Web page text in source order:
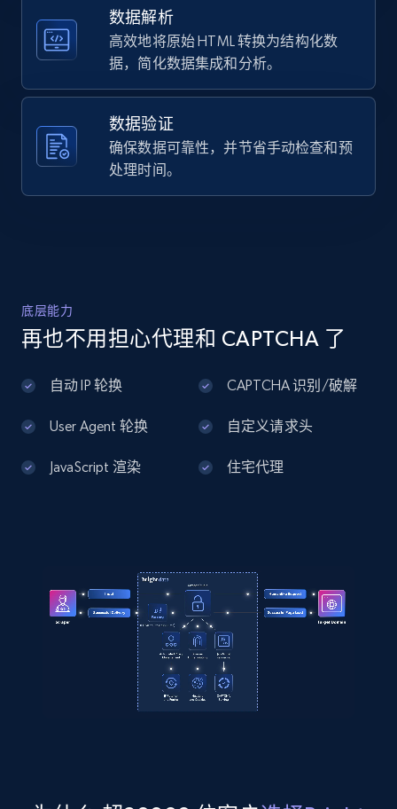
2.1K+ 355+
specified URL
URL, Domain, Country code, Model number,
Sku, Product id, Product name, Manufacturer,
and more.
Home Depot US - Discover products by
specified UPC
URL, Domain, Country code, Model number,
Sku, Product id, Product name, Manufacturer,
and more.
2.1K+ 355+ 注册使用
specific category URL
URL, Domain, Country code, Model number,
Sku, Product id, Product name, Manufacturer,
355+
Title, Seller name, Brand, Description, Initial
数据解析
高效地将原始 HTML 转换为结构化数
据，简化数据集成和分析。
数据验证
确保数据可靠性，并节省手动检查和预
处理时间。
底层能力
再也不用担心代理和 CAPTCHA 了
自动 IP 轮换 CAPTCHA 识别/破解
User Agent 轮换 自定义请求头
JavaScript 渲染 住宅代理